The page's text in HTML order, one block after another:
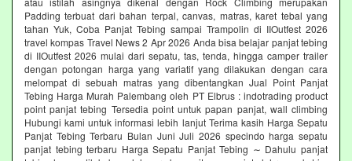
Padding terbuat dari bahan terpal, canvas, matras, karet tebal yang
tahan Yuk, Coba Panjat Tebing sampai Trampolin di IIOutfest 2026
travel kompas Travel News 2 Apr 2026 Anda bisa belajar panjat tebing
di IIOutfest 2026 mulai dari sepatu, tas, tenda, hingga camper trailer
dengan potongan harga yang variatif yang dilakukan dengan cara
melompat di sebuah matras yang dibentangkan Jual Point Panjat
Tebing Harga Murah Palembang oleh PT Elbrus : indotrading product
point panjat tebing Tersedia point untuk papan panjat, wall climbing
Hubungi kami untuk informasi lebih lanjut Terima kasih Harga Sepatu
Panjat Tebing Terbaru Bulan Juni Juli 2026 specindo harga sepatu
panjat tebing terbaru Harga Sepatu Panjat Tebing ∼ Dahulu panjat